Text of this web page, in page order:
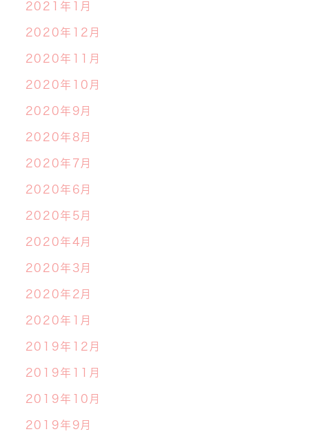
2021年1月
2020年12月
2020年11月
2020年10月
2020年9月
2020年8月
2020年7月
2020年6月
2020年5月
2020年4月
2020年3月
2020年2月
2020年1月
2019年12月
2019年11月
2019年10月
2019年9月